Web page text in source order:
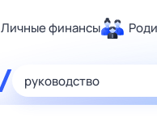
Личные финансы